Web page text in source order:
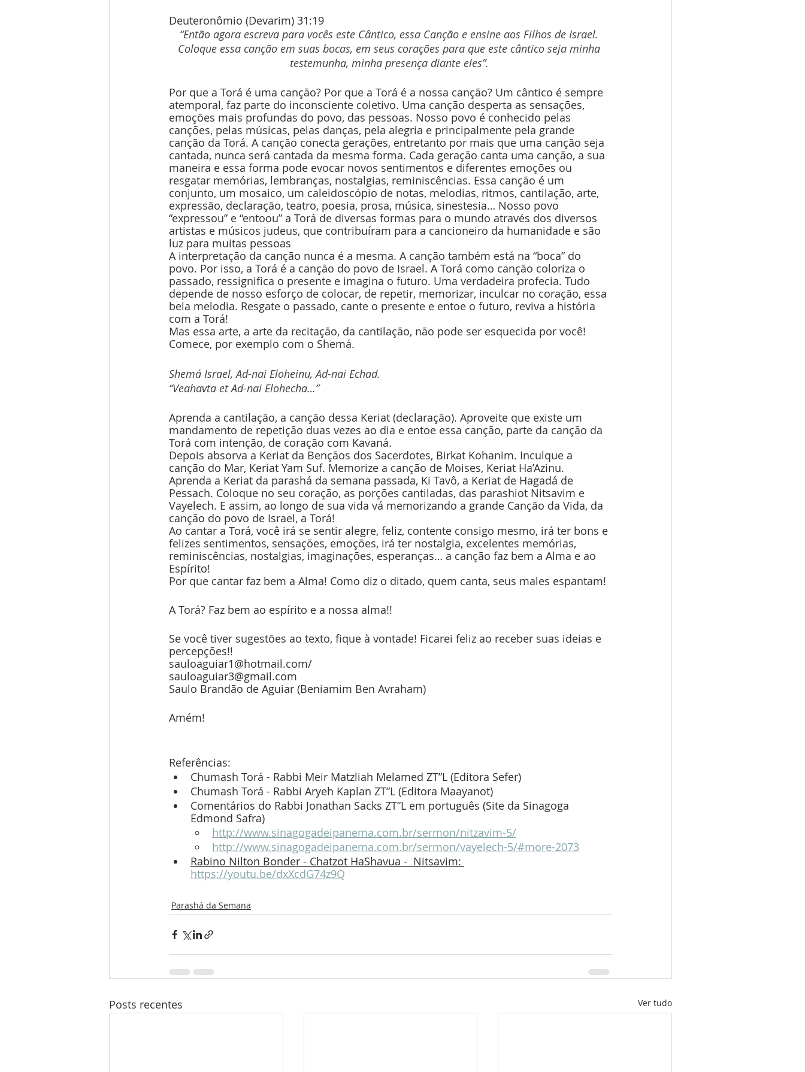
Deuteronômio (Devarim) 31:19
“Então agora escreva para vocês este Cântico, essa Canção e ensine aos Filhos de Israel.
Coloque essa canção em suas bocas, em seus corações para que este cântico seja minha
testemunha, minha presença diante eles”.
Por que a Torá é uma canção? Por que a Torá é a nossa canção? Um cântico é sempre
atemporal, faz parte do inconsciente coletivo. Uma canção desperta as sensações,
emoções mais profundas do povo, das pessoas. Nosso povo é conhecido pelas
canções, pelas músicas, pelas danças, pela alegria e principalmente pela grande
canção da Torá. A canção conecta gerações, entretanto por mais que uma canção seja
cantada, nunca será cantada da mesma forma. Cada geração canta uma canção, a sua
maneira e essa forma pode evocar novos sentimentos e diferentes emoções ou
resgatar memórias, lembranças, nostalgias, reminiscências. Essa canção é um
conjunto, um mosaico, um caleidoscópio de notas, melodias, ritmos, cantilação, arte,
expressão, declaração, teatro, poesia, prosa, música, sinestesia… Nosso povo
“expressou” e “entoou” a Torá de diversas formas para o mundo através dos diversos
artistas e músicos judeus, que contribuíram para a cancioneiro da humanidade e são
luz para muitas pessoas
A interpretação da canção nunca é a mesma. A canção também está na “boca” do
povo. Por isso, a Torá é a canção do povo de Israel. A Torá como canção coloriza o
passado, ressignifica o presente e imagina o futuro. Uma verdadeira profecia. Tudo
depende de nosso esforço de colocar, de repetir, memorizar, inculcar no coração, essa
bela melodia. Resgate o passado, cante o presente e entoe o futuro, reviva a história
com a Torá!
Mas essa arte, a arte da recitação, da cantilação, não pode ser esquecida por você!
Comece, por exemplo com o Shemá.
Shemá Israel, Ad-nai Eloheinu, Ad-nai Echad.
“Veahavta et Ad-nai Elohecha…”
Aprenda a cantilação, a canção dessa Keriat (declaração). Aproveite que existe um
mandamento de repetição duas vezes ao dia e entoe essa canção, parte da canção da
Torá com intenção, de coração com Kavaná.
Depois absorva a Keriat da Bençãos dos Sacerdotes, Birkat Kohanim. Inculque a
canção do Mar, Keriat Yam Suf. Memorize a canção de Moises, Keriat Ha’Azinu.
Aprenda a Keriat da parashá da semana passada, Ki Tavô, a Keriat de Hagadá de
Pessach. Coloque no seu coração, as porções cantiladas, das parashiot Nitsavim e
Vayelech. E assim, ao longo de sua vida vá memorizando a grande Canção da Vida, da
canção do povo de Israel, a Torá!
Ao cantar a Torá, você irá se sentir alegre, feliz, contente consigo mesmo, irá ter bons e
felizes sentimentos, sensações, emoções, irá ter nostalgia, excelentes memórias,
reminiscências, nostalgias, imaginações, esperanças… a canção faz bem a Alma e ao
Espírito!
Por que cantar faz bem a Alma! Como diz o ditado, quem canta, seus males espantam!
A Torá? Faz bem ao espírito e a nossa alma!!
Se você tiver sugestões ao texto, fique à vontade! Ficarei feliz ao receber suas ideias e
percepções!!
sauloaguiar1@hotmail.com/
sauloaguiar3@gmail.com
Saulo Brandão de Aguiar (Beniamim Ben Avraham)
Amém!
Referências:
Chumash Torá - Rabbi Meir Matzliah Melamed ZT”L (Editora Sefer)
Chumash Torá - Rabbi Aryeh Kaplan ZT”L (Editora Maayanot)
Comentários do Rabbi Jonathan Sacks ZT”L em português (Site da Sinagoga
Edmond Safra)
http://www.sinagogadeipanema.com.br/sermon/nitzavim-5/
http://www.sinagogadeipanema.com.br/sermon/vayelech-5/#more-2073
Rabino Nilton Bonder - Chatzot HaShavua -  Nitsavim:
https://youtu.be/dxXcdG74z9Q
Parashá da Semana
Posts recentes Ver tudo